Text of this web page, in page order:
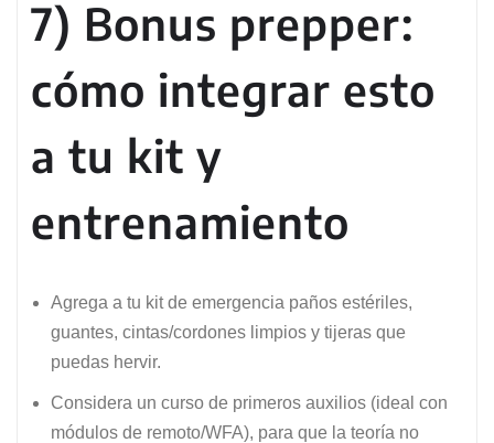
7) Bonus prepper:
cómo integrar esto
a tu kit y
entrenamiento
Agrega a tu kit de emergencia paños estériles,
guantes, cintas/cordones limpios y tijeras que
puedas hervir.
Considera un curso de primeros auxilios (ideal con
módulos de remoto/WFA), para que la teoría no